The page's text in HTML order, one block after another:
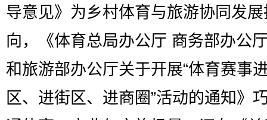
导意见》为乡村体育与旅游协同发
向，《体育总局办公厅 商务部办公
和旅游部办公厅关于开展“体育赛事
区、进街区、进商圈”活动的通知》